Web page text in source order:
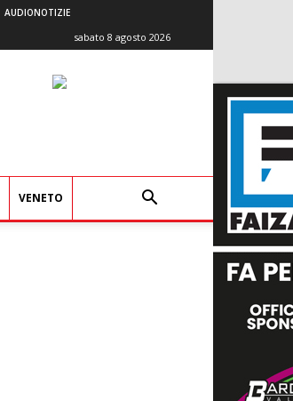
AUDIONOTIZIE
sabato 8 agosto 2026
VENETO